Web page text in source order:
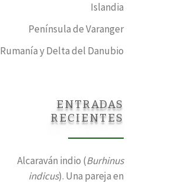
Islandia
Península de Varanger
Rumanía y Delta del Danubio
ENTRADAS
RECIENTES
Alcaraván indio (Burhinus
indicus). Una pareja en